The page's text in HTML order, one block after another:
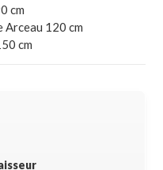
cm
Arceau 120 cm
cm